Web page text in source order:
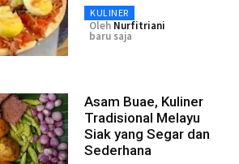
KULINER
Oleh Nurfitriani
baru saja
Asam Buae, Kuliner
Tradisional Melayu
Siak yang Segar dan
Sederhana